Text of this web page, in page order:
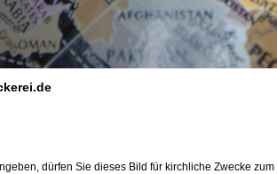
dürfen Sie dieses Bild für kirchliche Zwecke zum